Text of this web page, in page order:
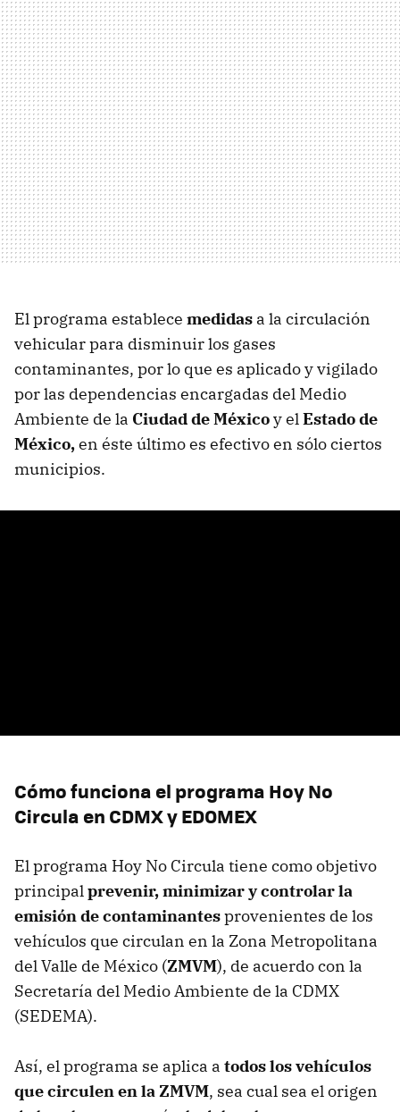
El programa establece medidas a la circulación
vehicular para disminuir los gases
contaminantes, por lo que es aplicado y vigilado
por las dependencias encargadas del Medio
Ambiente de la Ciudad de Méxicoy elEstado de
México,en éste último es efectivo en sólo ciertos
municipios.
Cómo funciona el programa Hoy No
Circula en CDMX y EDOMEX
El programa Hoy No Circula tiene como objetivo
principalprevenir, minimizar y controlar la
emisión de contaminantesprovenientes de los
vehículos que circulan en la Zona Metropolitana
del Valle de México (ZMVM), de acuerdo con la
Secretaría del Medio Ambiente de la CDMX
(SEDEMA).
Así, el programa se aplica a todos los vehículos
que circulen en la ZMVM, sea cual sea el origen